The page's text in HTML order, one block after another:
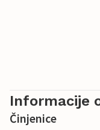
Informacije
Činjenice